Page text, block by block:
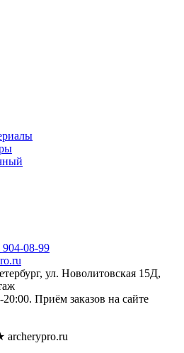
08-99
ул. Новолитовская 15Д,
20:00. Приём заказов на сайте
archerypro.ru